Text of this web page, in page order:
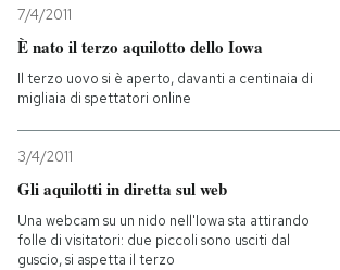
Mondo
Politica
Tecnologia
Internet
Scienza
Economia
Sport
Storie/
Media
Mondiali
7/4/2011
È nato il terzo aquilotto dello Iowa
Il terzo uovo si è aperto, davanti a centinaia di
migliaia di spettatori online
3/4/2011
Gli aquilotti in diretta sul web
Una webcam su un nido nell'Iowa sta attirando
folle di visitatori: due piccoli sono usciti dal
guscio, si aspetta il terzo